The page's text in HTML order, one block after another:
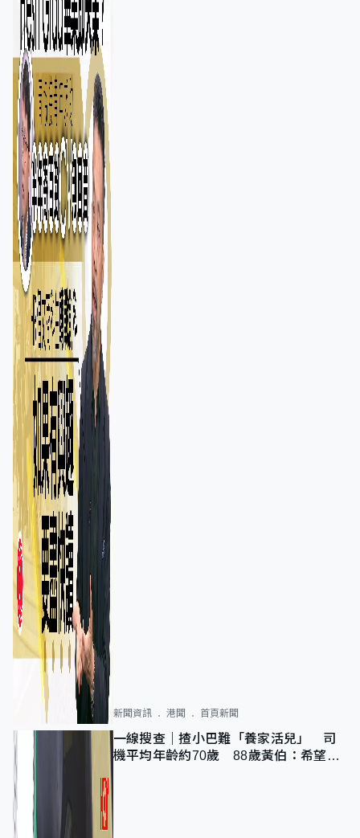
新聞資訊 港聞 首頁新聞
一線搜查｜揸小巴難「養家活兒」 司
機平均年齡約70歲 88歲黃伯：希望一